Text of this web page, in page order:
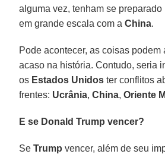
alguma vez, tenham se
em grande escala com aChina.
Pode acontecer, as coisas podem
acaso na história. Contudo, seria
os Estados Unidos ter conflitos
frentes: Ucrânia,China,Oriente
E se Donald Trump vencer?
SeTrump vencer, além de seu